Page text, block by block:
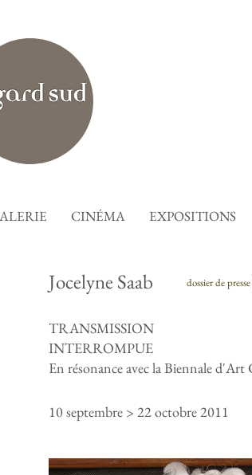
CINÉMA EXPOSITIONS
Jocelyne Saab dossier de
TRANSMISSION
INTERROMPUE
​En résonance avec la Biennale
10 septembre > 22 octobre 2011